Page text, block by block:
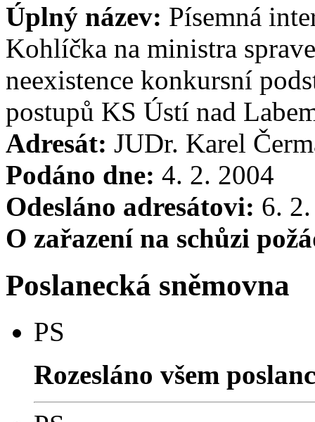
Úplný název: Písemná
Kohlíčka na ministra
neexistence konkursní
postupů KS Ústí nad
Adresát: JUDr. Karel
Podáno dne: 4. 2. 2004
Odesláno adresátovi: 6.
O zařazení na schůzi
Poslanecká sněmovna
PS
Rozesláno všem